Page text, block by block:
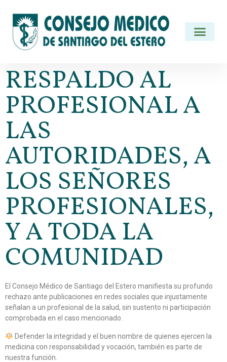
RESPALDO AL
PROFESIONAL A
LAS
AUTORIDADES, A
LOS SEÑORES
PROFESIONALES,
Y A TODA LA
COMUNIDAD
El Consejo Médico de Santiago del Estero manifiesta su profundo
rechazo ante publicaciones en redes sociales que injustamente
señalan a un profesional de la salud, sin sustento ni participación
comprobada en el caso mencionado.
Defender la integridad y el buen nombre de quienes ejercen la
medicina con responsabilidad y vocación, también es parte de
nuestra función.